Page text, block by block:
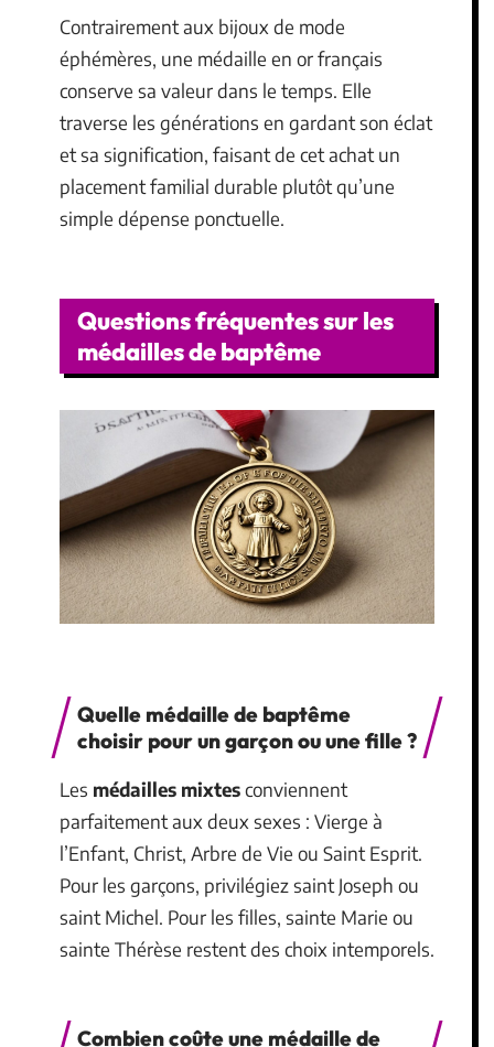
Contrairement aux bijoux de mode
éphémères, une médaille en or français
conserve sa valeur dans le temps. Elle
traverse les générations en gardant son éclat
et sa signification, faisant de cet achat un
placement familial durable plutôt qu’une
simple dépense ponctuelle.
Questions fréquentes sur les
médailles de baptême
Quelle médaille de baptême
choisir pour un garçon ou une fille ?
Les médailles mixtesconviennent
parfaitement aux deux sexes : Vierge à
l’Enfant, Christ, Arbre de Vie ou Saint Esprit.
Pour les garçons, privilégiez saint Joseph ou
saint Michel. Pour les filles, sainte Marie ou
sainte Thérèse restent des choix intemporels.
Combien coûte une médaille de